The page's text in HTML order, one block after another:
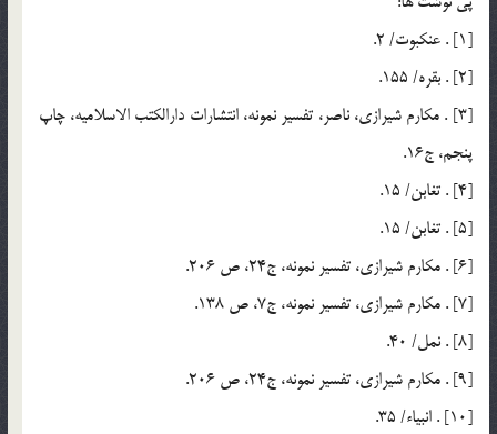
[1] . عنكبوت/ 2.
[2] . بقره/ 155.
[3] . مکارم شيرازي، ناصر، تفسير نمونه، انتشارات دارالكتب الاسلاميه، چاپ
پنجم، ج16.
[4] . تغابن/ 15.
[5] . تغابن/ 15.
[6] . مکارم شيرازي، تفسير نمونه، ج24، ص 206.
[7] . مکارم شيرازي، تفسير نمونه، ج7، ص 138.
[8] . نمل/ 40.
[9] . مکارم شيرازي، تفسير نمونه، ج24، ص 206.
[10] . انبياء/ 35.